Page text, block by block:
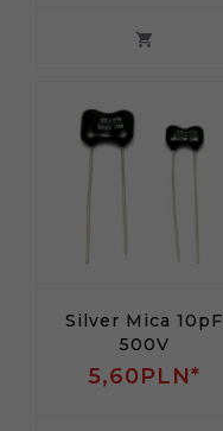
Silver Mica 10pF
500V
5,60PLN*